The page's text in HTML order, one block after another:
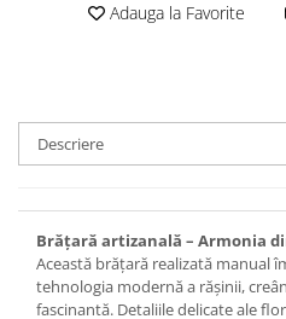
Brățară de gleznă
Colier / Pandantiv
Cercei
Mărgele / talisman
Accesorii păr
Adauga la Favorite
Descriere
Brățară artizanală – Armonia
Această brățară realizată manual
tehnologia modernă a rășinii,
fascinantă. Detaliile delicate ale